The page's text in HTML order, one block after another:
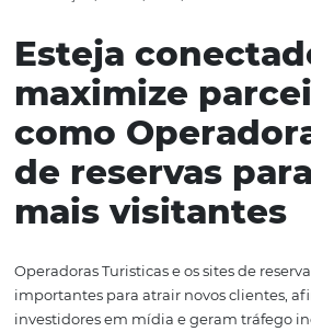
pessoas gostam de se imaginar e
Para dar ainda mais destaque às
campanhas de marketing para
oferecendo brindes e descontos,
Uma dica especial, foque no perfil
localização, idade, sexo, entre